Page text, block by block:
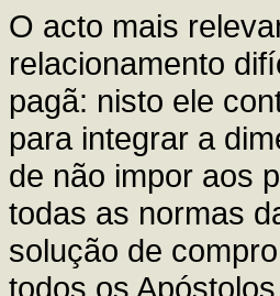
O acto mais
relacionamento
pagã: nisto ele
para integrar a
de não impor aos
todas as normas
solução de
todos os